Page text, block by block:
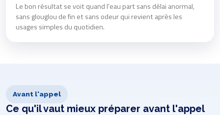
Le bon résultat se voit quand l'eau part sans délai anormal,
sans glouglou de fin et sans odeur qui revient après les
usages simples du quotidien.
Avant l'appel
Ce qu'il vaut mieux préparer avant l'appel